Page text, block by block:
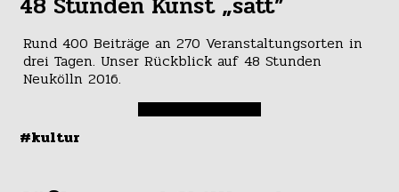
Rund 400 Beiträge an 270 Veranstaltungsorten in
drei Tagen. Unser Rückblick auf 48 Stunden
Neukölln 2016.
#kultur